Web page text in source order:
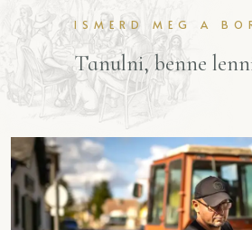
ISMERD MEG A
Tanulni, benne